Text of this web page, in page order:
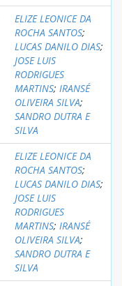
ELIZE LEONICE DA
ROCHA SANTOS;
LUCAS DANILO DIAS;
JOSE LUIS
RODRIGUES
MARTINS; IRANSÉ
OLIVEIRA SILVA;
SANDRO DUTRA E
SILVA
ELIZE LEONICE DA
ROCHA SANTOS;
LUCAS DANILO DIAS;
JOSE LUIS
RODRIGUES
MARTINS; IRANSÉ
OLIVEIRA SILVA;
SANDRO DUTRA E
SILVA